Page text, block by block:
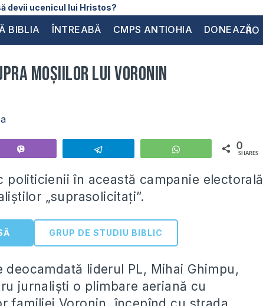
devii ucenicul lui Hristos?
BIBLIA ÎNTREABĂ CMPS ANTIOHIA DONEAZĂRO
moşiilor lui Voronin
WhatsApp 0
SHARES
politicienii în această campanie electorală
„suprasolicitaţi”.
GRUP DE STUDIU BIBLIC
deocamdată liderul PL, Mihai Ghimpu,
jurnalişti o plimbare aeriană cu